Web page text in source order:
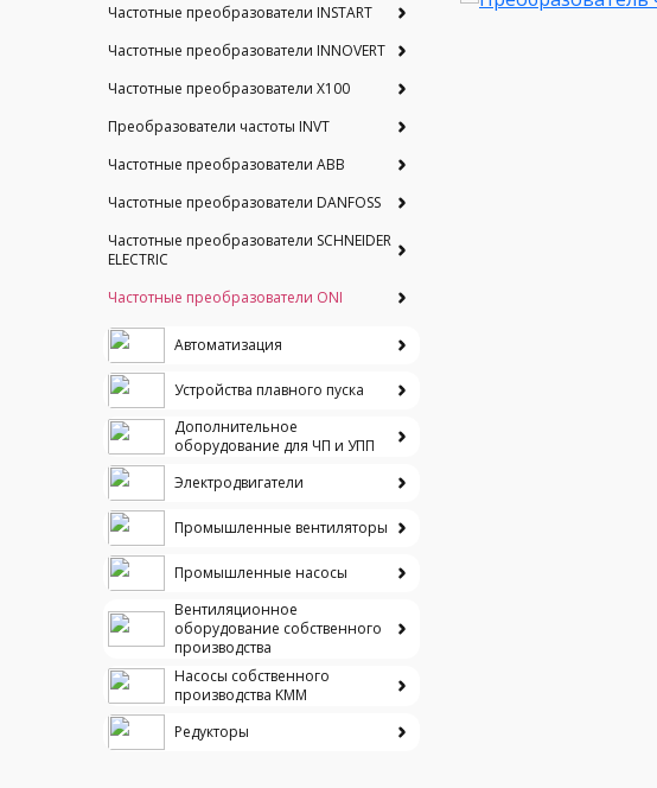
Частотные преобразователи INSTART
Частотные преобразователи INNOVERT
Частотные преобразователи Х100
Преобразователи частоты INVT
Частотные преобразователи ABB
Частотные преобразователи DANFOSS
Частотные преобразователи SCHNEIDER
ELECTRIC
Частотные преобразователи ONI
Автоматизация
Устройства плавного пуска
Дополнительное
оборудование для ЧП и УПП
Электродвигатели
Промышленные вентиляторы
Промышленные насосы
Вентиляционное
оборудование собственного
производства
Насосы собственного
производства KMM
Редукторы